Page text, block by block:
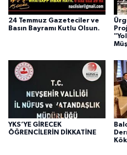
24 Temmuz Gazeteciler ve
Basın Bayramı Kutlu Olsun.
YKS’YE GİRECEK
ÖĞRENCİLERİN DİKKATİNE